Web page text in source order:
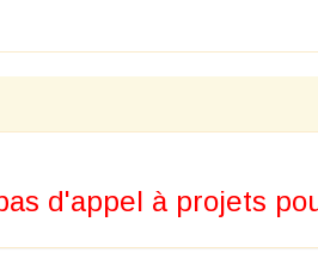
d'appel à projets